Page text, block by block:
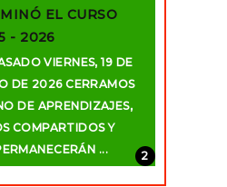
EL CURSO
- 2026
VIERNES, 19 DE
DE 2026 CERRAMOS
DE APRENDIZAJES,
COMPARTIDOS Y
...